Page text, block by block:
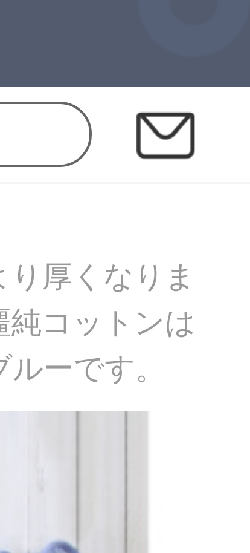
厚くなりま
コットンは
ーです。